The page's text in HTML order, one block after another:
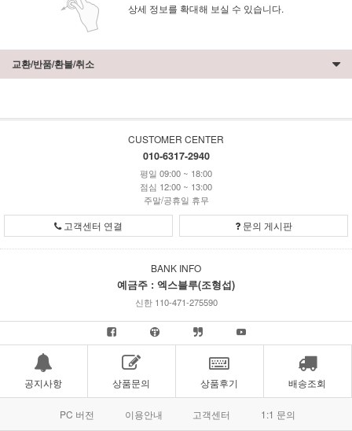
상세 정보를 확대해 보실 수 있습니다.
교환/반품/환불/취소
CUSTOMER CENTER
010-6317-2940
평일 09:00 ~ 18:00
점심 12:00 ~ 13:00
주말/공휴일 휴무
고객센터 연결 문의 게시판
BANK INFO
예금주 : 엑스블루(조형섭)
신한 110-471-275590
공지사항 상품문의 상품후기 배송조회
PC 버전 이용안내 고객센터 1:1 문의